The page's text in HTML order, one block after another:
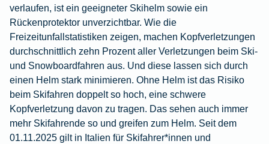
verlaufen, ist ein geeigneter Skihelm sowie ein
Rückenprotektor unverzichtbar. Wie die
Freizeitunfallstatistiken zeigen, machen Kopfverletzungen
durchschnittlich zehn Prozent aller Verletzungen beim Ski-
und Snowboardfahren aus. Und diese lassen sich durch
einen Helm stark minimieren. Ohne Helm ist das Risiko
beim Skifahren doppelt so hoch, eine schwere
Kopfverletzung davon zu tragen. Das sehen auch immer
mehr Skifahrende so und greifen zum Helm. Seit dem
01.11.2025 gilt in Italien für Skifahrer*innen und